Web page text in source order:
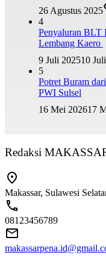
26 Agustus 2025
4
Penyaluran BLT
Lembang Kaero
9 Juli 202510
5
Potret Buram
PWI Sulsel
16 Mei 202617
Redaksi
Makassar, Sulawesi
08123456789